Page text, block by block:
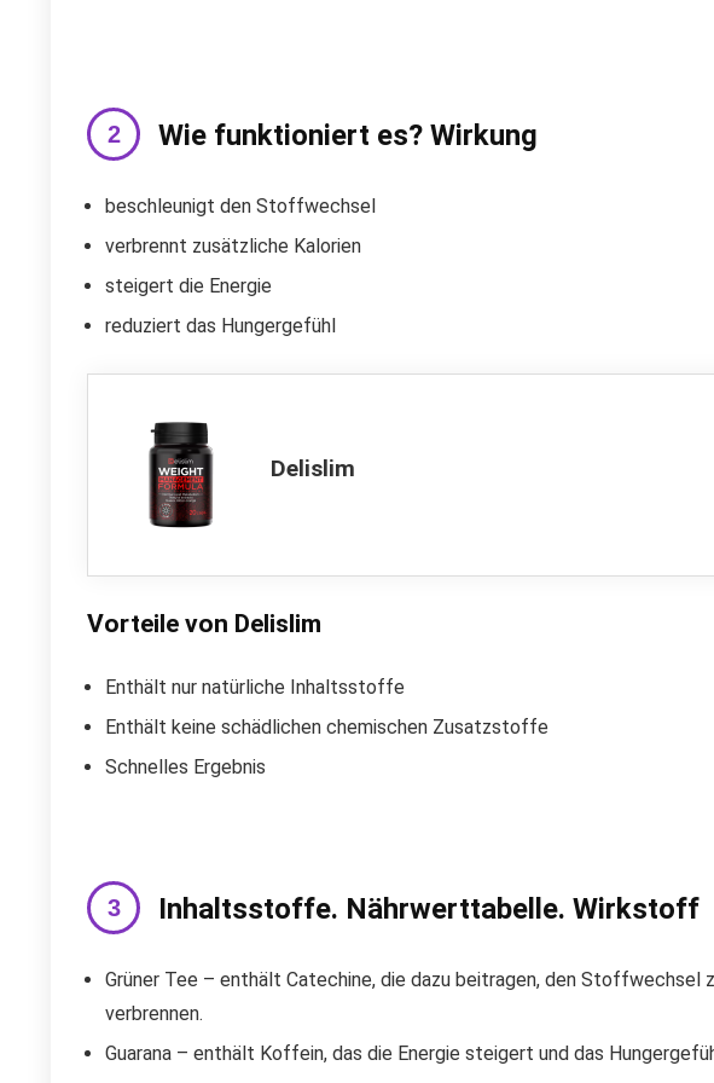
Wie funktioniert es? Wirkung
beschleunigt den Stoffwechsel
verbrennt zusätzliche Kalorien
steigert die Energie
reduziert das Hungergefühl
Delislim
Vorteile von Delislim
Enthält nur natürliche Inhaltsstoffe
Enthält keine schädlichen chemischen Zusatzstoffe
Schnelles Ergebnis
Inhaltsstoffe. Nährwerttabelle. Wirkstoff
Grüner Tee – enthält Catechine, die dazu beitragen, den Stoffwechsel
verbrennen.
Guarana – enthält Koffein, das die Energie steigert und das